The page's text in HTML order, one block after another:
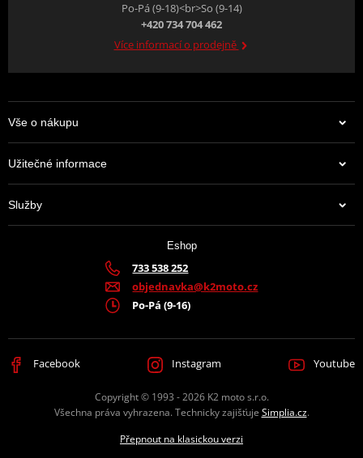
Po-Pá (9-18)<br>So (9-14)
+420 734 704 462
Více informací o prodejně
Vše o nákupu
Užitečné informace
Služby
Eshop
733 538 252
objednavka@k2moto.cz
Po-Pá (9-16)
Facebook Instagram Youtube
Copyright © 1993 - 2026 K2 moto s.r.o.
Všechna práva vyhrazena. Technicky zajišťuje Simplia.cz.
Přepnout na klasickou verzi